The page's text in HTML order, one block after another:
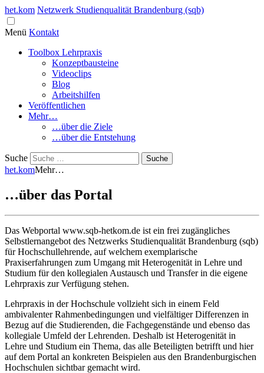
het.kom Netzwerk Studienqualität Brandenburg (sqb)
Menü Kontakt
Toolbox Lehrpraxis
Konzeptbausteine
Videoclips
Blog
Arbeitshilfen
Veröffentlichen
Mehr…
…über die Ziele
…über die Entstehung
Suche
het.komMehr…
…über das Portal
Das Webportal www.sqb-hetkom.de ist ein frei zugängliches
Selbstlernangebot des Netzwerks Studienqualität Brandenburg (sqb)
für Hochschullehrende, auf welchem exemplarische
Praxiserfahrungen zum Umgang mit Heterogenität in Lehre und
Studium für den kollegialen Austausch und Transfer in die eigene
Lehrpraxis zur Verfügung stehen.
Lehrpraxis in der Hochschule vollzieht sich in einem Feld
ambivalenter Rahmenbedingungen und vielfältiger Differenzen in
Bezug auf die Studierenden, die Fachgegenstände und ebenso das
kollegiale Umfeld der Lehrenden. Deshalb ist Heterogenität in
Lehre und Studium ein Thema, das alle Beteiligten betrifft und hier
auf dem Portal an konkreten Beispielen aus den Brandenburgischen
Hochschulen sichtbar gemacht wird.